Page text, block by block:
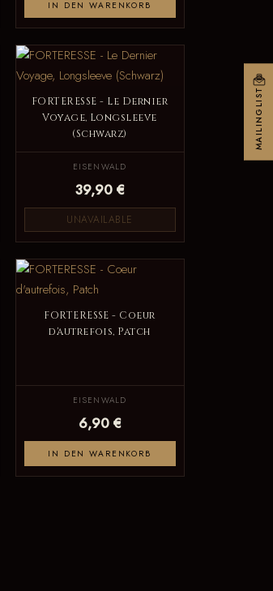
IN DEN WARENKORB
FORTERESSE - Le Dernier
Voyage, Longsleeve
(Schwarz)
EISENWALD
39,90 €
UNAVAILABLE
FORTERESSE - Coeur
d'autrefois, Patch
EISENWALD
6,90 €
IN DEN WARENKORB
MAILINGLIST